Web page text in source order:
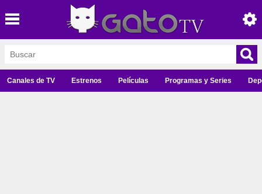
Canales de TV Estrenos Películas Programas y Series